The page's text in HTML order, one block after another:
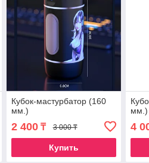
Кубок-мастурбатор (160
мм.)
2 400₸ 3 000 ₸
Купить
мм.)
4